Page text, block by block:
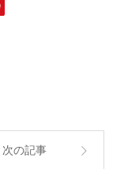
次の記事